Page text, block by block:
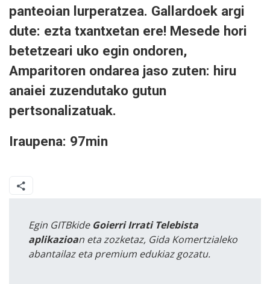
panteoian lurperatzea. Gallardoek argi
dute: ezta txantxetan ere! Mesede hori
betetzeari uko egin ondoren,
Amparitoren ondarea jaso zuten: hiru
anaiei zuzendutako gutun
pertsonalizatuak.
Iraupena: 97min
Egin GITBkide Goierri Irrati Telebista
aplikazioan eta zozketaz, Gida Komertzialeko
abantailaz eta premium edukiaz gozatu.